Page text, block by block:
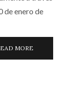
de enero de
MORE